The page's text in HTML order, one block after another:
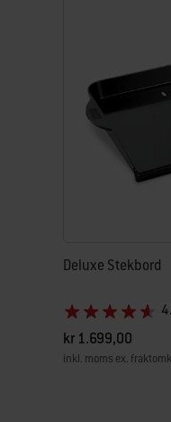
Deluxe Stekbord
kr 1.699,00
inkl. moms ex.